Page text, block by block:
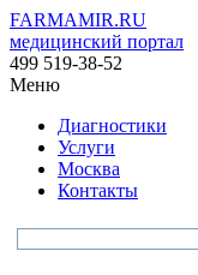
FARMAMIR.RU
медицинский портал
499 519-38-52
Меню
Диагностики
Услуги
Москва
Контакты